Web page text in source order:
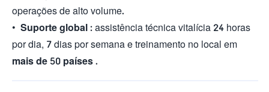
operações de alto volume.
• Suporte global : assistência técnica vitalícia 24 horas
por dia, 7 dias por semana e treinamento no local em
mais de 50 países .